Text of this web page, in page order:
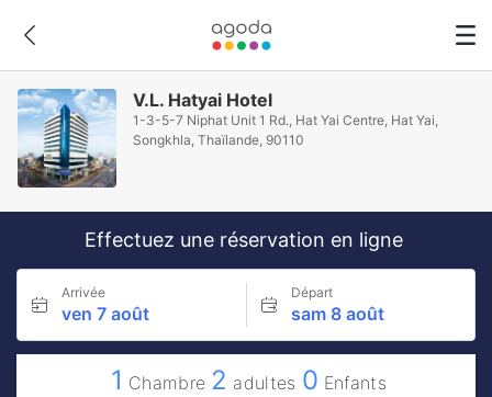
V.L. Hatyai Hotel
1-3-5-7 Niphat Unit 1 Rd., Hat Yai Centre, Hat Yai,
Songkhla, Thaïlande, 90110
Effectuez une réservation en ligne
Arrivée
ven 7 août
Départ
sam 8 août
1 Chambre 2 adultes 0 Enfants